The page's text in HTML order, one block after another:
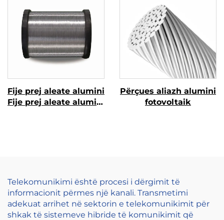
Fije prej aleate alumini
Fije prej aleate alumini
Përçues aliazh alumini
fotovoltaik
Telekomunikimi është procesi i dërgimit të
informacionit përmes një kanali. Transmetimi
adekuat arrihet në sektorin e telekomunikimit për
shkak të sistemeve hibride të komunikimit që